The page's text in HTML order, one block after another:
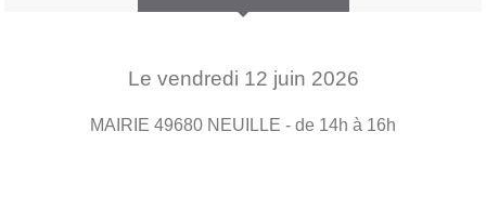
Le vendredi 12 juin 2026
MAIRIE 49680 NEUILLE - de 14h à 16h